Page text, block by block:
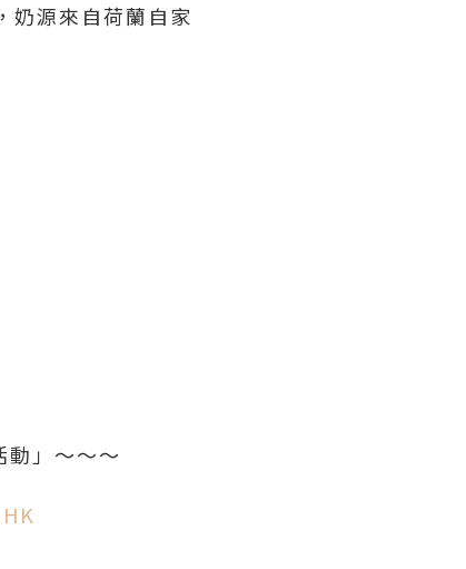
奶源來自荷蘭自家
」～～～